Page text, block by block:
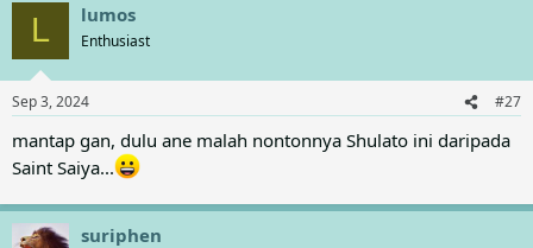
L lumos
Enthusiast
Sep 3, 2024 #27
mantap gan, dulu ane malah nontonnya Shulato ini daripada
Saint Saiya...
suriphen